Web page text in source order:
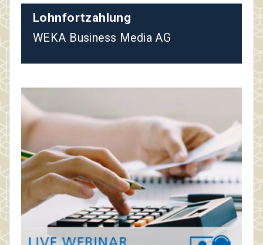
Lohnfortzahlung
WEKA Business Media AG